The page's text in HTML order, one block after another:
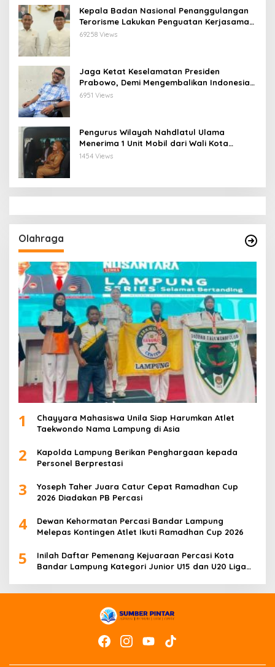
Kepala Badan Nasional Penanggulangan
Terorisme Lakukan Penguatan Kerjasama
Ketua Pengurus Besar Nahdlatul Ulama
69258 Views
Jaga Ketat Keselamatan Presiden
Prabowo, Demi Mengembalikan Indonesia
Menjadi Macan Asia
6951 Views
Pengurus Wilayah Nahdlatul Ulama
Menerima 1 Unit Mobil dari Wali Kota
Bandar Lampung
1454 Views
Olahraga
1
Chayyara Mahasiswa Unila Siap Harumkan Atlet
Taekwondo Nama Lampung di Asia
2
Kapolda Lampung Berikan Penghargaan kepada
Personel Berprestasi
3
Yoseph Taher Juara Catur Cepat Ramadhan Cup
2026 Diadakan PB Percasi
4
Dewan Kehormatan Percasi Bandar Lampung
Melepas Kontingen Atlet Ikuti Ramadhan Cup 2026
5
Inilah Daftar Pemenang Kejuaraan Percasi Kota
Bandar Lampung Kategori Junior U15 dan U20 Liga